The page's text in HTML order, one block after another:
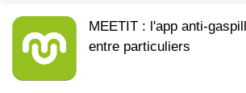
MEETIT : l'app anti-
entre particuliers